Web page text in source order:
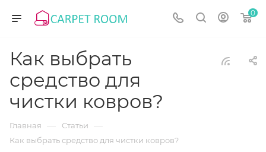
0
Как выбрать
средство для
чистки ковров?
Главная — Статьи —
Как выбрать средство для чистки ковров?